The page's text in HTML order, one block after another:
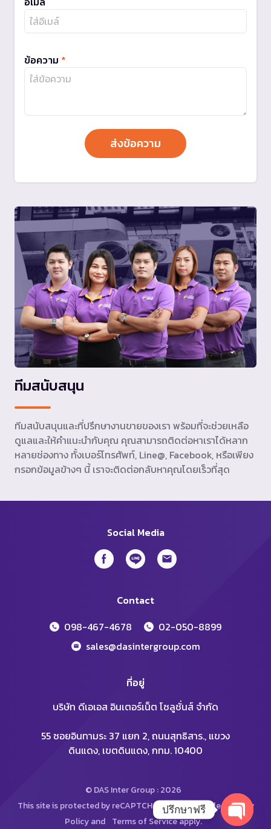
ข้อความ *
ทีมสนับสนุน
ทีมสนับสนุนและที่ปรึกษางานขายของเรา พร้อมที่จะช่วยเหลือ
ดูแลและให้คำแนะนำกับคุณ คุณสามารถติดต่อหาเราได้หลาก
หลายช่องทาง ทั้งเบอร์โทรศัพท์, Line@, Facebook, หรือเพียง
กรอกข้อมูลข้างๆ นี้ เราจะติดต่อกลับหาคุณโดยเร็วที่สุด
Social Media
Contact
098-467-4678
02-050-8899
sales@dasintergroup.com
ที่อยู่
บริษัท ดีเอเอส อินเตอร์เน็ต โซลูชั่นส์ จำกัด
55 ซอยอินทามระ 37 แยก 2, ถนนสุทธิสาร., แขวง
ดินแดง, เขตดินแดง, กทม. 10400
© DAS Inter Group : 2026
This site is protected by reCAPTCHA and the Google Privacy
Policyand Terms of Serviceapply.
ปรึกษาฟรี